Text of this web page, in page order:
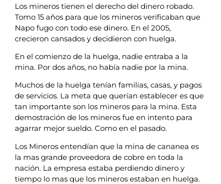
Los mineros tienen el derecho del dinero robado.
Tomo 15 años para que los mineros verificaban que
Napo fugo con todo ese dinero. En el 2005,
crecieron cansados y decidieron con huelga.
En el comienzo de la huelga, nadie entraba a la
mina. Por dos años, no había nadie por la mina.
Muchos de la huelga tenían familias, casas, y pagos
de servicios. La meta que querían establecer es que
tan importante son los mineros para la mina. Esta
demostración de los mineros fue en intento para
agarrar mejor sueldo. Como en el pasado.
Los Mineros entendían que la mina de cananea es
la mas grande proveedora de cobre en toda la
nación. La empresa estaba perdiendo dinero y
tiempo lo mas que los mineros estaban en huelga.